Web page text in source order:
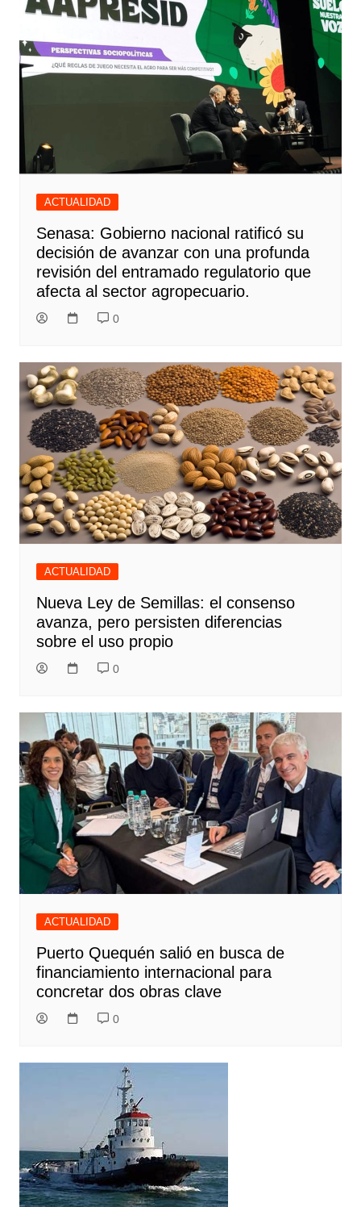
ACTUALIDAD
Senasa: Gobierno nacional ratificó su
decisión de avanzar con una profunda
revisión del entramado regulatorio que
afecta al sector agropecuario.
0
ACTUALIDAD
Nueva Ley de Semillas: el consenso
avanza, pero persisten diferencias
sobre el uso propio
0
ACTUALIDAD
Puerto Quequén salió en busca de
financiamiento internacional para
concretar dos obras clave
0